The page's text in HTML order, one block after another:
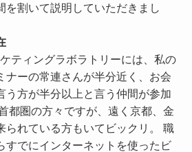
を割いて説明していただきまし
ティングラボラトリーには、私の
ナーの常連さんが半分近く、お会
う方が半分以上と言う仲間が参加
都圏の方々ですが、遠く京都、金
られている方もいてビックリ。 職
すでにインターネットを使ったビ